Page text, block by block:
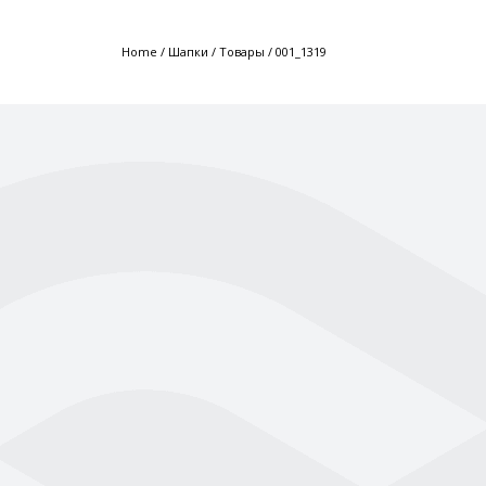
Home / Шапки / Товары / 001_1319